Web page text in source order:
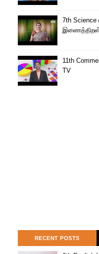
7th
இணைத்திறன்
11th
TV
RECENT POSTS